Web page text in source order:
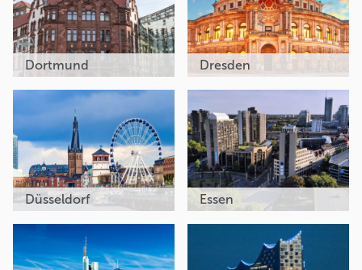
Dortmund Dresden
Düsseldorf Essen